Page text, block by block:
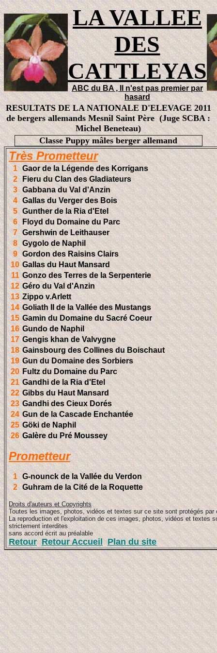
LA VALLEE
DES
CATTLEYAS
ABC du BA , Il n'est pas premier par
hasard
RESULTATS DE LA NATIONALE D'ELEVAGE 2011
de bergers allemands Mesnil Saint Père (Juge SCBA :
Michel Beneteau)
Classe Puppy mâles berger allemand
Très Prometteur
1 Gaor de la Légende des Korrigans
2
Fieru du Clan des Gladiateurs
3 Gabbana du Val d'Anzin
4 Gallas du Verger des Bois
5 Gunther de la Ria d'Etel
6
Floyd du Domaine du Parc
7 Gershwin de Leithauser
8 Gygolo de Naphil
9 Gordon des Raisins Clairs
10 Gallas du Haut Mansard
11 Gonzo des Terres de la Serpenterie
12 Géro du Val d'Anzin
13 Zippo v.Arlett
14 Goliath II de la Vallée des Mustangs
15 Gamin du Domaine du Sacré Coeur
16 Gundo de Naphil
17 Gengis khan de Valvygne
18 Gainsbourg des Collines du Boischaut
19 Gun du Domaine des Sorbiers
20 Fultz du Domaine du Parc
21 Gandhi de la Ria d'Etel
22 Gibbs du Haut Mansard
23 Gandhi des Cieux Dorés
24 Gun de la Cascade Enchantée
25 Göki de Naphil
26 Galère du Pré Moussey
Prometteur
1 G-nounck de la Vallée du Verdon
2 Guhram de la Cité de la Roquette
Droits d'auteurs et Copyrights
Toutes les images, photos, vidéos et textes sur ce site sont protégés par
La reproduction et l'exploitation de ces images, photos, vidéos et textes
strictement interdites
sans accord écrit au préalable
Retour Retour Accueil Plan du site